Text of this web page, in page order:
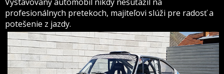
profesionálnych pretekoch, majiteľovi slúži pre radosť a
potešenie z jazdy.